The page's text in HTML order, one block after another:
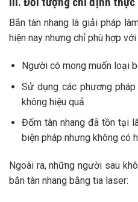
Bắn tàn nhang là giải pháp
hiện nay nhưng chỉ phù hợp
Người có mong muốn loại
Sử dụng các phương
không hiệu quả
Đốm tàn nhang đã tồn tại
biện pháp nhưng không có
Ngoài ra, những người sau
bắn tàn nhang bằng tia laser: